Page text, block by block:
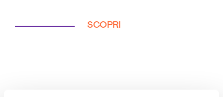
SCOPRI